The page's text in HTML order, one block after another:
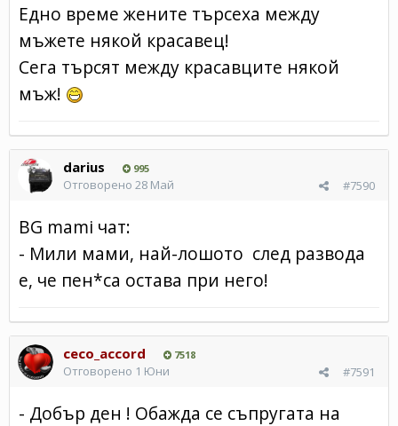
Едно време жените търсеха между
мъжете някой красавец!
Сега търсят между красавците някой
мъж!
darius 995
#7590
Отговорено 28 Май
BG mami чат:
- Мили мами, най-лошото след развода
е, че пен*са остава при него!
ceco_accord 7518
#7591
Отговорено 1 Юни
- Добър ден ! Обажда се съпругата на